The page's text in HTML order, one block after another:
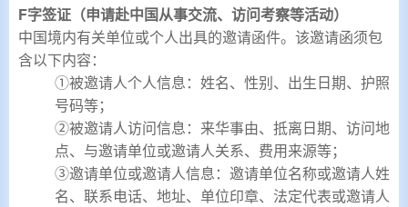
F字签证（申请赴中国从事交流、访问考察等活动）
中国境内有关单位或个人出具的邀请函件。该邀请函须包
含以下内容：
①被邀请人个人信息：姓名、性别、出生日期、护照
号码等；
②被邀请人访问信息：来华事由、抵离日期、访问地
点、与邀请单位或邀请人关系、费用来源等；
③邀请单位或邀请人信息：邀请单位名称或邀请人姓
名、联系电话、地址、单位印章、法定代表或邀请人